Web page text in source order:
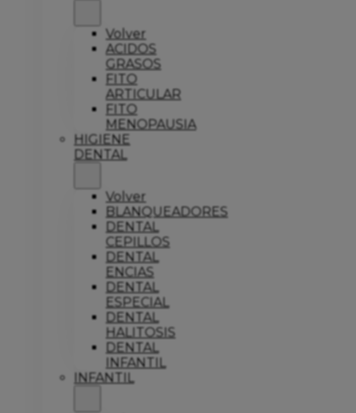
Volver
ACIDOS
GRASOS
FITO
ARTICULAR
FITO
MENOPAUSIA
HIGIENE
DENTAL
Volver
BLANQUEADORES
DENTAL
CEPILLOS
DENTAL
ENCIAS
DENTAL
ESPECIAL
DENTAL
HALITOSIS
DENTAL
INFANTIL
INFANTIL